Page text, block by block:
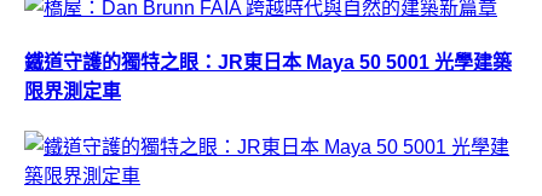
鐵道守護的獨特之眼：JR東日本 Maya 50 5001 光學建築
限界測定車